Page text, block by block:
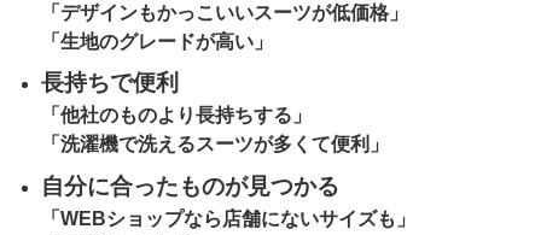
「デザインもかっこいいスーツが低価格」
「生地のグレードが高い」
長持ちで便利
「他社のものより長持ちする」
「洗濯機で洗えるスーツが多くて便利」
自分に合ったものが見つかる
「WEBショップなら店舗にないサイズも」